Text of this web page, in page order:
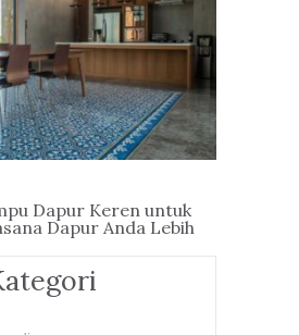
Dapur Keren untuk
Dapur Anda Lebih